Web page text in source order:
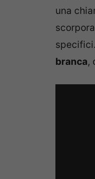
una
specifici.
branca,